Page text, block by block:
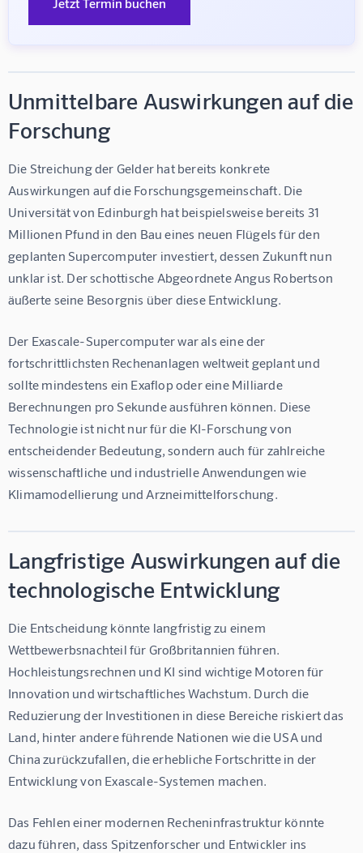
Unmittelbare Auswirkungen auf die
Forschung
Die Streichung der Gelder hat bereits konkrete
Auswirkungen auf die Forschungsgemeinschaft. Die
Universität von Edinburgh hat beispielsweise bereits 31
Millionen Pfund in den Bau eines neuen Flügels für den
geplanten Supercomputer investiert, dessen Zukunft nun
unklar ist. Der schottische Abgeordnete Angus Robertson
äußerte seine Besorgnis über diese Entwicklung.
Der Exascale-Supercomputer war als eine der
fortschrittlichsten Rechenanlagen weltweit geplant und
sollte mindestens ein Exaflop oder eine Milliarde
Berechnungen pro Sekunde ausführen können. Diese
Technologie ist nicht nur für die KI-Forschung von
entscheidender Bedeutung, sondern auch für zahlreiche
wissenschaftliche und industrielle Anwendungen wie
Klimamodellierung und Arzneimittelforschung.
Langfristige Auswirkungen auf die
technologische Entwicklung
Die Entscheidung könnte langfristig zu einem
Wettbewerbsnachteil für Großbritannien führen.
Hochleistungsrechnen und KI sind wichtige Motoren für
Innovation und wirtschaftliches Wachstum. Durch die
Reduzierung der Investitionen in diese Bereiche riskiert das
Land, hinter andere führende Nationen wie die USA und
China zurückzufallen, die erhebliche Fortschritte in der
Entwicklung von Exascale-Systemen machen.
Das Fehlen einer modernen Recheninfrastruktur könnte
dazu führen, dass Spitzenforscher und Entwickler ins